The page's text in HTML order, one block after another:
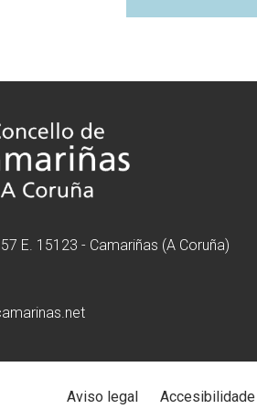
E. 15123 - Camariñas (A Coruña)
Aviso legal Accesibilidade